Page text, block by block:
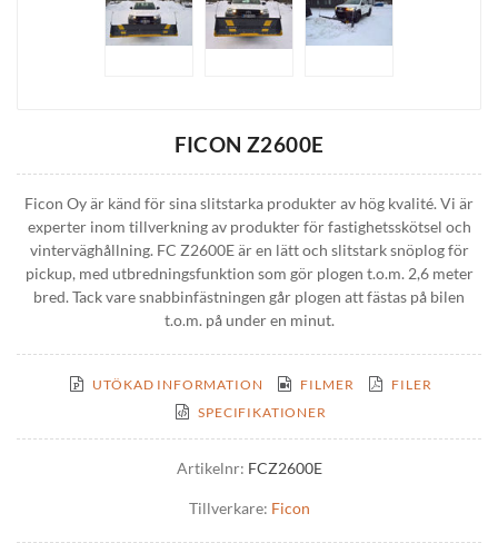
FICON Z2600E
Ficon Oy är känd för sina slitstarka produkter av hög kvalité. Vi är
experter inom tillverkning av produkter för fastighetsskötsel och
vinterväghållning. FC Z2600E är en lätt och slitstark snöplog för
pickup, med utbredningsfunktion som gör plogen t.o.m. 2,6 meter
bred. Tack vare snabbinfästningen går plogen att fästas på bilen
t.o.m. på under en minut.
UTÖKAD INFORMATION FILMER
FILER
SPECIFIKATIONER
Artikelnr: FCZ2600E
Tillverkare: Ficon